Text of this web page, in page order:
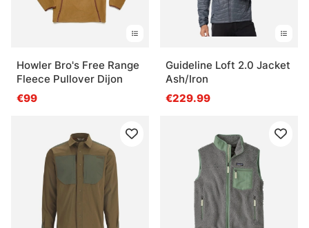
Howler Bro's Free Range
Fleece Pullover Dijon
€99
Guideline Loft 2.0 Jacket
Ash/Iron
€229.99